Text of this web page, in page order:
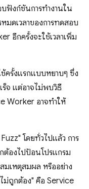
บฟังก์ชันการทำงานใน
หมดเวลาของการทดสอบ
อีกครั้งจะใช้เวลาเพิ่ม
ครั้งแรกแบบหยาบๆ ซึ่ง
ร็จ แต่อาจไม่พบวิธี
Worker อาจทําให้
โดยทั่วไปแล้ว การ
องไปป้อนโปรแกรม
มเหตุสมผล หรืออย่าง
ม่ถูกต้อง" คือ Service